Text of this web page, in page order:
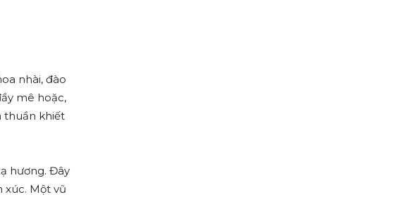
nhài, đào
mê hoặc,
thuần khiết
hương. Đây
xúc. Một vũ